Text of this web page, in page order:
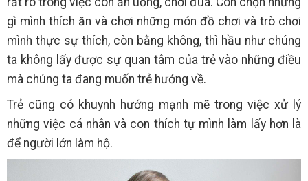
gì mình thích ăn và chơi những món đồ chơi và trò chơi
mình thực sự thích, còn bằng không, thì hầu như chúng
ta không lấy được sự quan tâm của trẻ vào những điều
mà chúng ta đang muốn trẻ hướng về.
Trẻ cũng có khuynh hướng mạnh mẽ trong việc xử lý
những việc cá nhân và con thích tự mình làm lấy hơn là
để người lớn làm hộ.